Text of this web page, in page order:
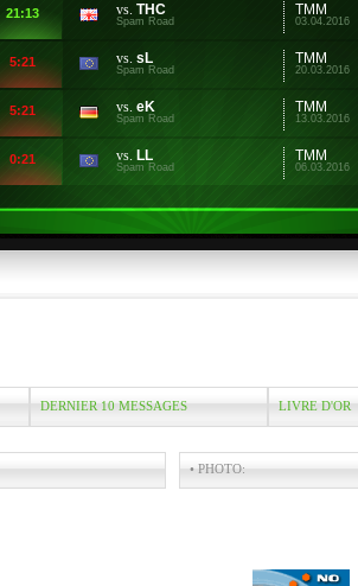
21:13 vs. THC
Spam Road
TMM
03.04.2016
5:21 vs. sL
Spam Road
TMM
20.03.2016
5:21 vs. eK
Spam Road
TMM
13.03.2016
0:21 vs. LL
Spam Road
TMM
06.03.2016
DERNIER 10 MESSAGES LIVRE D'OR
• PHOTO: